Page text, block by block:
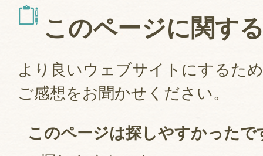
このページに関す
より良いウェブサイトにするた
ご感想をお聞かせください。
このページは探しやすかったで